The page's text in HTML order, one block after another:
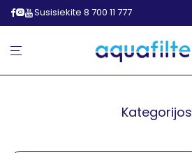
Susisiekite 8 700 11 777
Kategorijos